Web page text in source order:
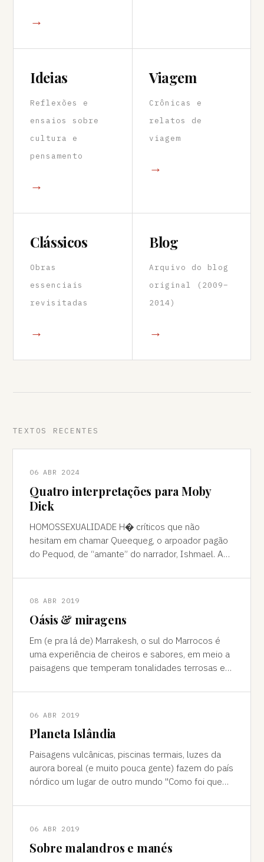
→
Ideias
Reflexões e
ensaios sobre
cultura e
pensamento
→
Viagem
Crônicas e
relatos de
viagem
→
Clássicos
Obras
essenciais
revisitadas
→
Blog
Arquivo do blog
original (2009–
2014)
→
TEXTOS RECENTES
06 ABR 2024
Quatro interpretações para Moby
Dick
HOMOSSEXUALIDADE H� críticos que não
hesitam em chamar Queequeg, o arpoador pagão
do Pequod, de “amante” do narrador, Ishmael. A
compreens
08 ABR 2019
Oásis & miragens
Em (e pra lá de) Marrakesh, o sul do Marrocos é
uma experiência de cheiros e sabores, em meio a
paisagens que temperam tonalidades terrosas e
06 ABR 2019
Planeta Islândia
Paisagens vulcânicas, piscinas termais, luzes da
aurora boreal (e muito pouca gente) fazem do país
nórdico um lugar de outro mundo "Como foi que
06 ABR 2019
Sobre malandros e manés